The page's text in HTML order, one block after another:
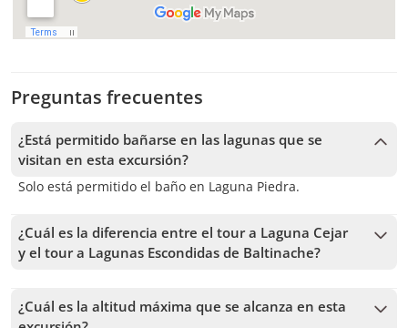
Preguntas frecuentes
¿Está permitido bañarse en las lagunas que se
visitan en esta excursión?
Solo está permitido el baño en Laguna Piedra.
¿Cuál es la diferencia entre el tour a Laguna Cejar
y el tour a Lagunas Escondidas de Baltinache?
puede flotar gracias a su alta salinidad, pero en distintos
sectores. El tour a Laguna Cejar incluye las lagunas Cejar y
¿Cuál es la altitud máxima que se alcanza en esta